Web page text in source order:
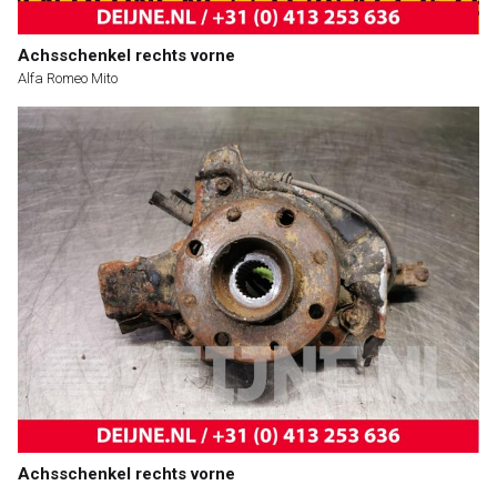
Achsschenkel rechts vorne
Alfa Romeo Mito
Achsschenkel rechts vorne